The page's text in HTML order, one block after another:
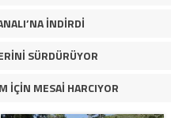
İNDİRDİ
SÜRDÜRÜYOR
İÇİN MESAİ HARCIYOR